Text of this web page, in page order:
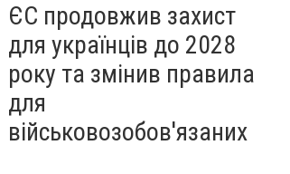
ЄС продовжив захист
для українців до 2028
року та змінив правила
для
військовозобов'язаних